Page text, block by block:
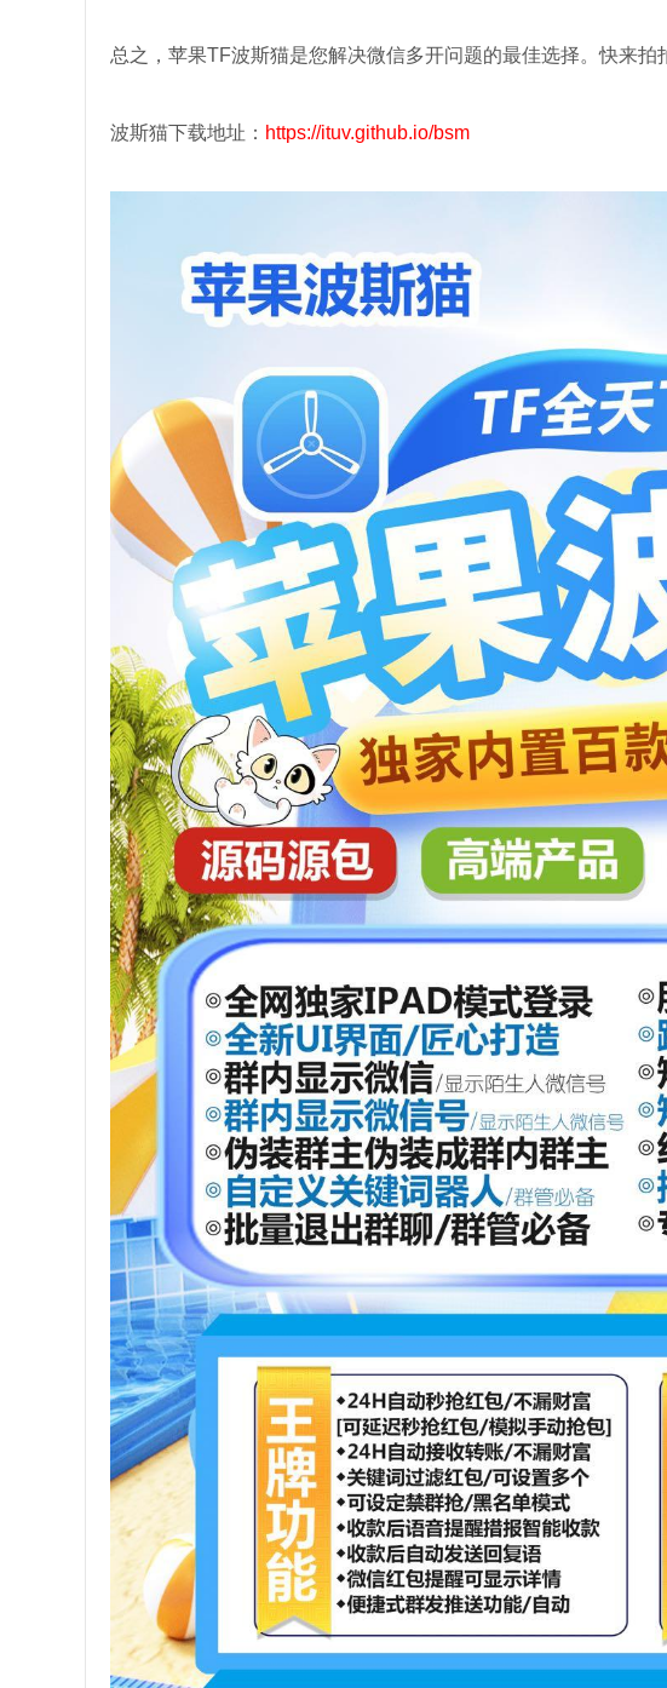
总之，苹果TF波斯猫是您解决微信多开问题的最佳选择。快来
波斯猫下载地址： https://ituv.github.io/bsm